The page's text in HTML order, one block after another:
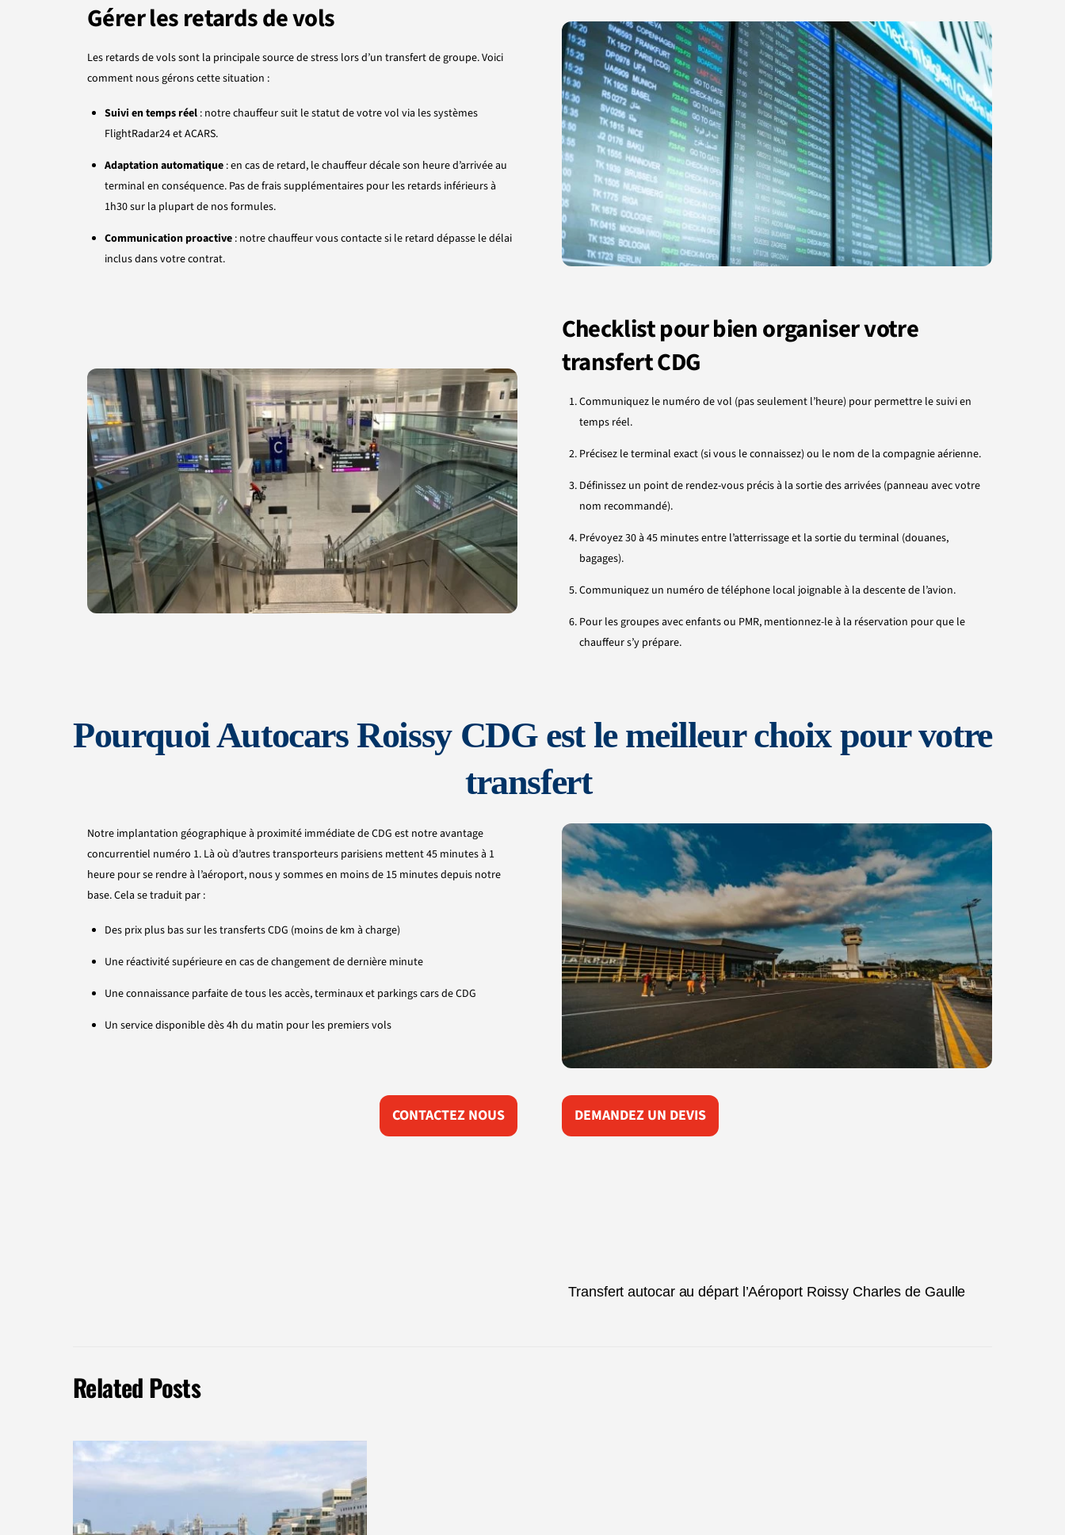
Gérer les retards de vols
Les retards de vols sont la principale source de stress lors d’un transfert de groupe. Voici
comment nous gérons cette situation :
Suivi en temps réel : notre chauffeur suit le statut de votre vol via les systèmes
FlightRadar24 et ACARS.
Adaptation automatique : en cas de retard, le chauffeur décale son heure d’arrivée au
terminal en conséquence. Pas de frais supplémentaires pour les retards inférieurs à
1h30 sur la plupart de nos formules.
Communication proactive : notre chauffeur vous contacte si le retard dépasse le délai
inclus dans votre contrat.
Checklist pour bien organiser votre
transfert CDG
Communiquez le numéro de vol (pas seulement l’heure) pour permettre le suivi en
temps réel.
Précisez le terminal exact (si vous le connaissez) ou le nom de la compagnie aérienne.
Définissez un point de rendez-vous précis à la sortie des arrivées (panneau avec votre
nom recommandé).
Prévoyez 30 à 45 minutes entre l’atterrissage et la sortie du terminal (douanes,
bagages).
Communiquez un numéro de téléphone local joignable à la descente de l’avion.
Pour les groupes avec enfants ou PMR, mentionnez-le à la réservation pour que le
chauffeur s’y prépare.
Pourquoi Autocars Roissy CDG est le meilleur choix pour votre
transfert
Notre implantation géographique à proximité immédiate de CDG est notre avantage
concurrentiel numéro 1. Là où d’autres transporteurs parisiens mettent 45 minutes à 1
heure pour se rendre à l’aéroport, nous y sommes en moins de 15 minutes depuis notre
base. Cela se traduit par :
Des prix plus bas sur les transferts CDG (moins de km à charge)
Une réactivité supérieure en cas de changement de dernière minute
Une connaissance parfaite de tous les accès, terminaux et parkings cars de CDG
Un service disponible dès 4h du matin pour les premiers vols
CONTACTEZ NOUS DEMANDEZ UN DEVIS
Transfert autocar au départ l’Aéroport Roissy Charles de Gaulle
Related Posts